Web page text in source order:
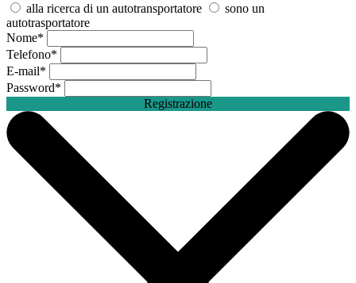
alla ricerca di un autotransportatore
sono un
autotrasportatore
Nome*
Telefono*
E-mail*
Password*
Registrazione